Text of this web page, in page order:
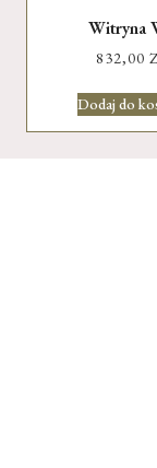
Witryna
832,00
Dodaj do